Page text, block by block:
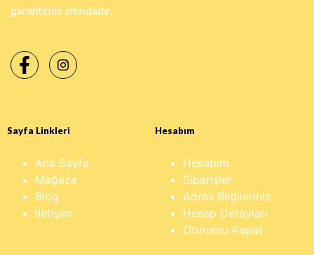
garantimiz altındadır.
Sayfa Linkleri
Ana Sayfa
Mağaza
Blog
İletişim
Hesabım
Hesabım
Siparişler
Adres Bilgileriniz
Hesap Detayları
Oturumu Kapat